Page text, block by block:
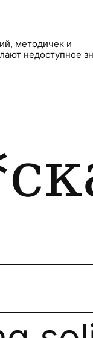
методичек и
недоступное